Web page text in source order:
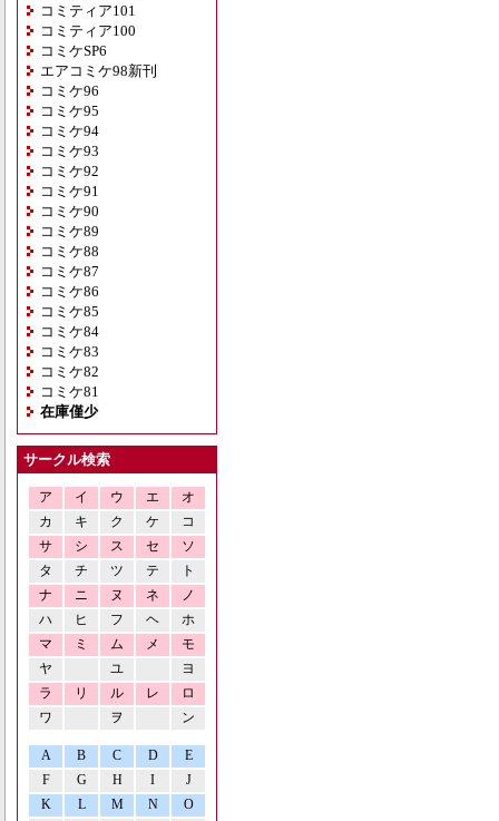
コミティア101
コミティア100
コミケSP6
エアコミケ98新刊
コミケ96
コミケ95
コミケ94
コミケ93
コミケ92
コミケ91
コミケ90
コミケ89
コミケ88
コミケ87
コミケ86
コミケ85
コミケ84
コミケ83
コミケ82
コミケ81
在庫僅少
サークル検索
ア イ ウ エ
オ
カ
キ ク ケ
コ
サ
シ ス セ
ソ
タ
チ ツ テ
ト
ナ
ニ ヌ ネ
ノ
ハ
ヒ フ ヘ
ホ
マ
ミ ム メ
モ
ヤ
ユ
ヨ
ラ
リ ル レ
ロ
ワ
ヲ ン
A B C D
E
F
G H I
J
K
L M N O